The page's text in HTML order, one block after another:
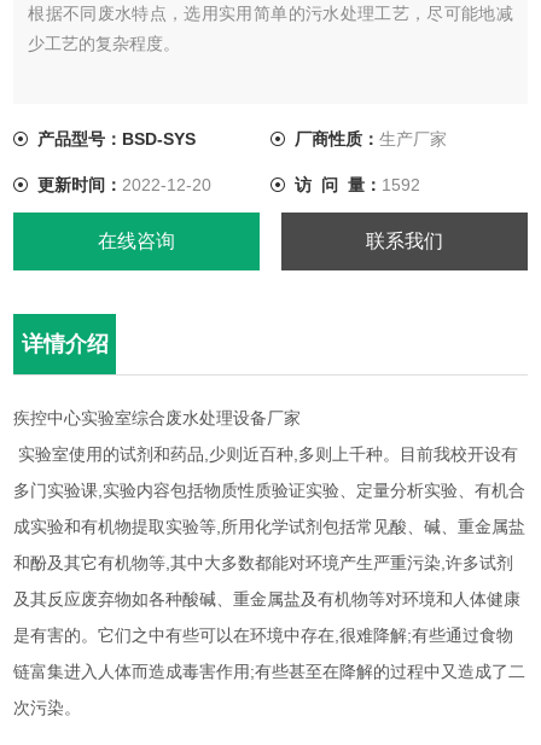
根据不同废水特点，选用实用简单的污水处理工艺，尽可能地减
少工艺的复杂程度。
产品型号：BSD-SYS 厂商性质： 生产厂家
更新时间： 2022-12-20 访 问 量： 1592
在线咨询 联系我们
详情介绍
疾控中心实验室综合废水处理设备厂家
实验室使用的试剂和药品,少则近百种,多则上千种。目前我校开设有
多门实验课,实验内容包括物质性质验证实验、定量分析实验、有机合
成实验和有机物提取实验等,所用化学试剂包括常见酸、碱、重金属盐
和酚及其它有机物等,其中大多数都能对环境产生严重污染,许多试剂
及其反应废弃物如各种酸碱、重金属盐及有机物等对环境和人体健康
是有害的。它们之中有些可以在环境中存在,很难降解;有些通过食物
链富集进入人体而造成毒害作用;有些甚至在降解的过程中又造成了二
次污染。